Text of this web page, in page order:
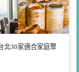
北30家適合家庭聚